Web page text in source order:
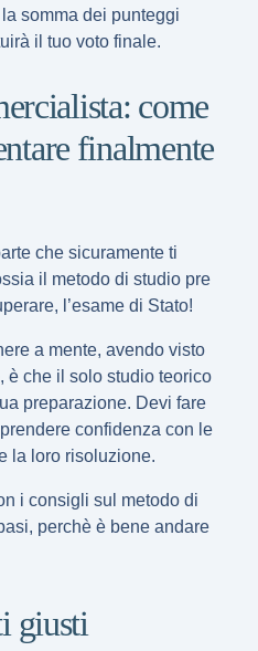
somma dei punteggi
il tuo voto finale.
come
finalmente
che sicuramente ti
il metodo di studio pre
l’esame di Stato!
a mente, avendo visto
è che il solo studio teorico
preparazione. Devi fare
confidenza con le
la loro risoluzione.
i consigli sul metodo di
perchè è bene andare
giusti